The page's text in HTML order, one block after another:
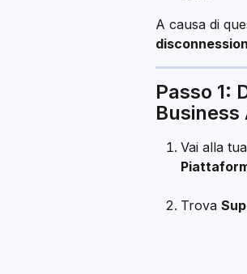
A causa di
Passo 1:
Business
Vai alla tua
Trova